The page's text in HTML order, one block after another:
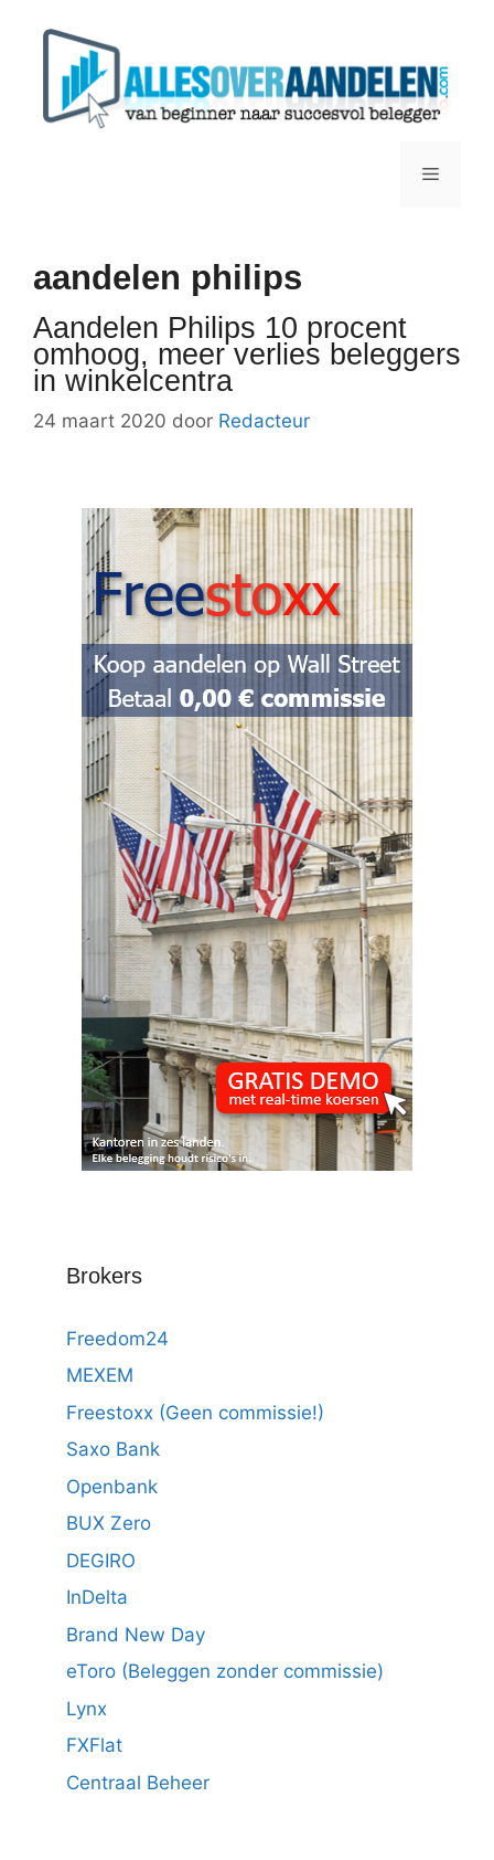
Menu
aandelen philips
Aandelen Philips 10 procent
omhoog, meer verlies beleggers
in winkelcentra
24 maart 2020 door Redacteur
Brokers
Freedom24
MEXEM
Freestoxx (Geen commissie!)
Saxo Bank
Openbank
BUX Zero
DEGIRO
InDelta
Brand New Day
eToro (Beleggen zonder commissie)
Lynx
FXFlat
Centraal Beheer